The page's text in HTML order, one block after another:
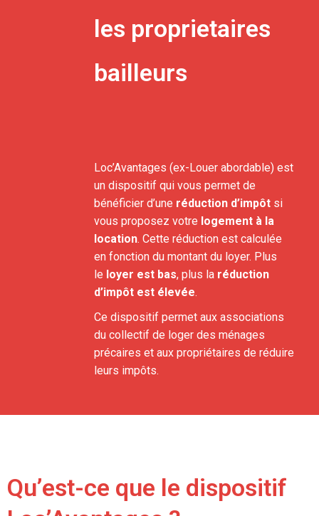
les proprietaires
bailleurs
Loc’Avantages (ex-Louer abordable) est
un dispositif qui vous permet de
bénéficier d’une réduction d’impôt si
vous proposez votre logement à la
location. Cette réduction est calculée
en fonction du montant du loyer. Plus
le loyer est bas, plus la réduction
d’impôt est élevée.
Ce dispositif permet aux associations
du collectif de loger des ménages
précaires et aux propriétaires de réduire
leurs impôts.
Qu’est-ce que le dispositif